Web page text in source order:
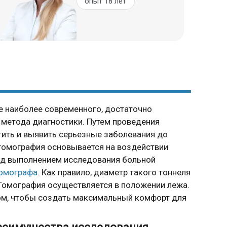
современного, достаточно
диагностики. Путем проведения
и выявить серьезные заболевания до
основывается на воздействии
выполнением исследования больной
. Как правило, диаметр такого тоннеля
осуществляется в положении лежа.
чтобы создать максимальный комфорт для